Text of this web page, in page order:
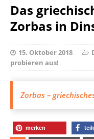
Das
Zorbas in
15. Oktober 2018
probieren aus!
Zorbas –
merken